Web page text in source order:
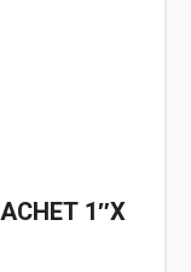
1″X